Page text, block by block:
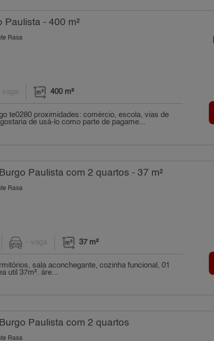
Paulista - 400 m²
Rasa
vaga 400 m²
te0280 proximidades: comércio, escola, vias de
de usá-lo como parte de pagame...
Paulista com 2 quartos - 37 m²
Rasa
- vaga 37 m²
sala aconchegante, cozinha funcional, 01
util 37m². áre...
Paulista com 2 quartos
Rasa